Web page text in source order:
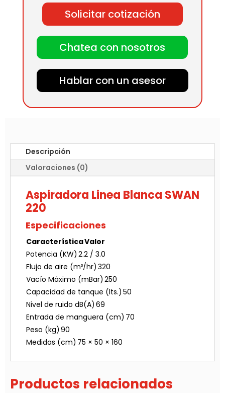
Solicitar cotización
Chatea con nosotros
Hablar con un asesor
Descripción
Valoraciones (0)
Aspiradora Linea Blanca SWAN
220
Especificaciones
CaracterísticaValor
Potencia (KW) 2.2 / 3.0
Flujo de aire (m³/hr) 320
Vacío Máximo (mBar) 250
Capacidad de tanque (lts.) 50
Nivel de ruido dB(A) 69
Entrada de manguera (cm) 70
Peso (kg) 90
Medidas (cm) 75 × 50 × 160
Productos relacionados